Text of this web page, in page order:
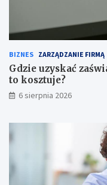
BIZNES ZARZĄDZANIE FIRMĄ
Gdzie uzyskać
to kosztuje?
6 sierpnia 2026